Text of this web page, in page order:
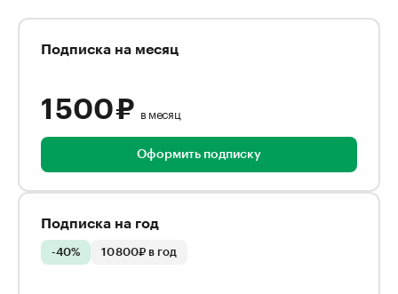
Подписка на месяц
1 500 ₽ в месяц
Оформить подписку
Подписка на год
-40% 10 800₽ в год